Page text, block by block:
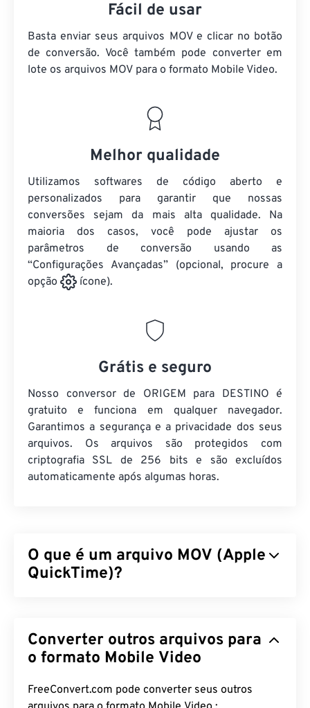
Fácil de usar
Basta enviar seus arquivos MOV e clicar no botão
de conversão. Você também pode converter em
lote os arquivos MOV para o formato Mobile Video.
Melhor qualidade
Utilizamos softwares de código aberto e
personalizados para garantir que nossas
conversões sejam da mais alta qualidade. Na
maioria dos casos, você pode ajustar os
parâmetros de conversão usando as
“Configurações Avançadas” (opcional, procure a
opção
ícone).
Grátis e seguro
Nosso conversor de ORIGEM para DESTINO é
gratuito e funciona em qualquer navegador.
Garantimos a segurança e a privacidade dos seus
arquivos. Os arquivos são protegidos com
criptografia SSL de 256 bits e são excluídos
automaticamente após algumas horas.
O que é um arquivo MOV (Apple
QuickTime)?
multimídia, incluindo3De realidade virtual (RV) . É
conhecido por ser útil para salvar arquivos
características marcantes é que ele armazena
Converter outros arquivos para
o formato Mobile Video
FreeConvert.com pode converter seus outros